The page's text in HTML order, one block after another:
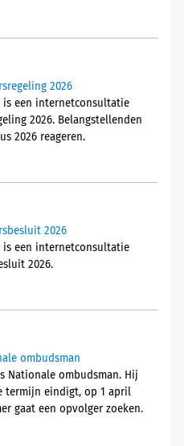
2026
is een internetconsultatie
2026. Belangstellenden
2026 reageren.
2026
is een internetconsultatie
2026.
ombudsman
Nationale ombudsman. Hij
termijn eindigt, op 1 april
gaat een opvolger zoeken.